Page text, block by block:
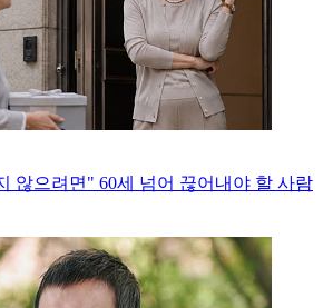
않으려면" 60세 넘어 끊어내야 할 사람